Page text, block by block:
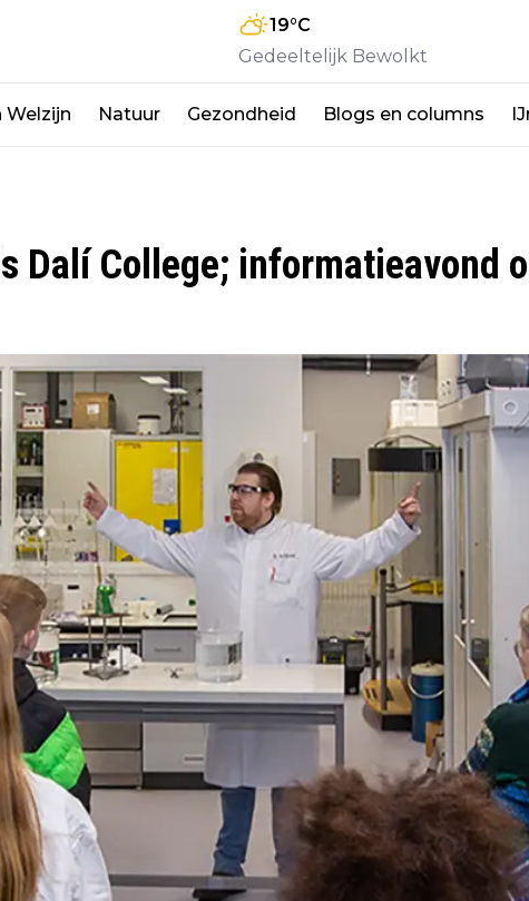
19°C
Gedeeltelijk Bewolkt
Welzijn Natuur Gezondheid Blogs en columns
Dalí College; informatieavond